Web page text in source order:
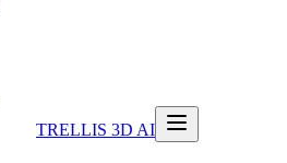
TRELLIS 3D AI